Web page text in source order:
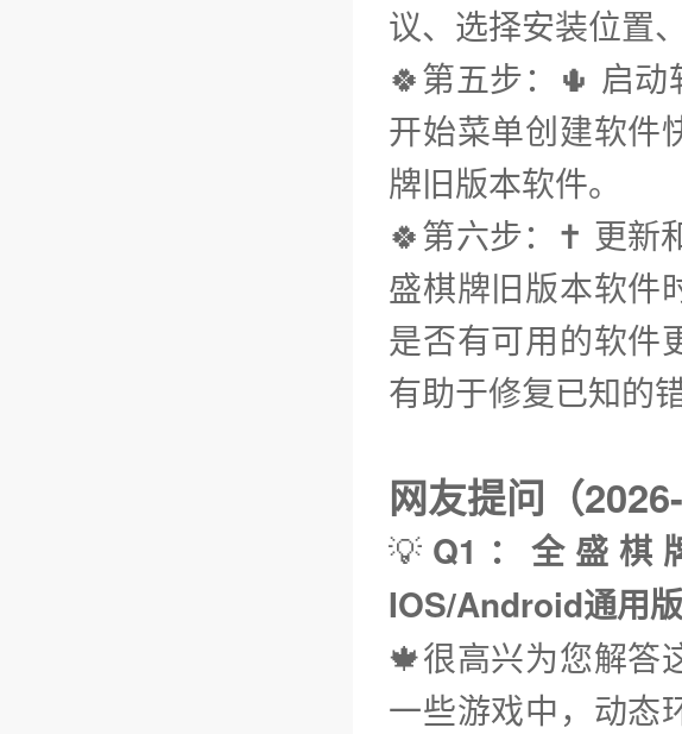
议、选择安装位置
🍀第五步：🌵 启
开始菜单创建软件
牌旧版本软件。
🍀第六步：✝️ 更新
盛棋牌旧版本软件
是否有可用的软件
有助于修复已知的
网友提问（
💡 Q1：全盛棋
IOS/Android通用
🍁很高兴为您解答
一些游戏中，动态